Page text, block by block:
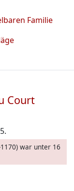
Familie
Court
.
war unter 16